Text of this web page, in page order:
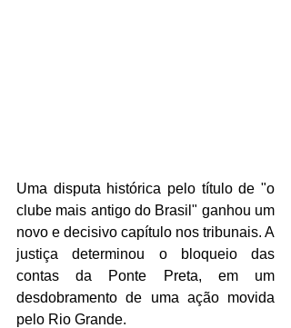
Uma disputa histórica pelo título de "o
clube mais antigo do Brasil" ganhou um
novo e decisivo capítulo nos tribunais. A
justiça determinou o bloqueio das
contas da Ponte Preta, em um
desdobramento de uma ação movida
pelo Rio Grande.